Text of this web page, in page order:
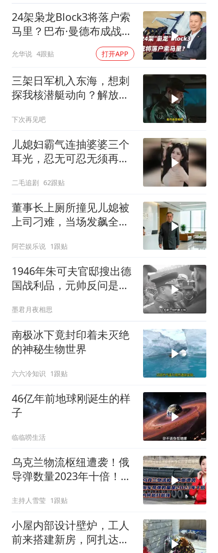
24架枭龙Block3将落户索
马里？巴布·曼德布成战略
允华说 4跟贴 打开APP
三架日军机入东海，想刺
探我核潜艇动向？解放军
下次再见吧
儿媳妇霸气连抽婆婆三个
耳光，忍无可忍无须再
二毛追剧 62跟贴
董事长上厕所撞见儿媳被
上司刁难，当场发飙全场
阿芒娱乐说 1跟贴
1946年朱可夫官邸搜出德
国战利品，元帅反问是否
墨君月夜相思
南极冰下竟封印着未灭绝
的神秘生物世界
六六冷知识 1跟贴
46亿年前地球刚诞生的样
子
临临唠生活
乌克兰物流枢纽遭袭！俄
导弹数量2023年十倍！为
主持人雪莹 1跟贴
小屋内部设计壁炉，工人
前来搭建新房，阿扎达思